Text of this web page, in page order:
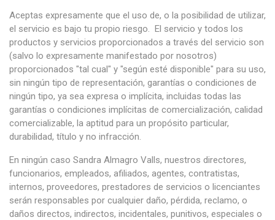
Aceptas expresamente que el uso de, o la posibilidad de utilizar,
el servicio es bajo tu propio riesgo. El servicio y todos los
productos y servicios proporcionados a través del servicio son
(salvo lo expresamente manifestado por nosotros)
proporcionados "tal cual" y "según esté disponible" para su uso,
sin ningún tipo de representación, garantías o condiciones de
ningún tipo, ya sea expresa o implícita, incluidas todas las
garantías o condiciones implícitas de comercialización, calidad
comercializable, la aptitud para un propósito particular,
durabilidad, título y no infracción.
En ningún caso Sandra Almagro Valls, nuestros directores,
funcionarios, empleados, afiliados, agentes, contratistas,
internos, proveedores, prestadores de servicios o licenciantes
serán responsables por cualquier daño, pérdida, reclamo, o
daños directos, indirectos, incidentales, punitivos, especiales o